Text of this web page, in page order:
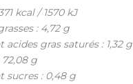
kcal / 1570 kJ
: 4,72 g
acides gras saturés : 1,32 g
72,08 g
sucres : 0,48 g